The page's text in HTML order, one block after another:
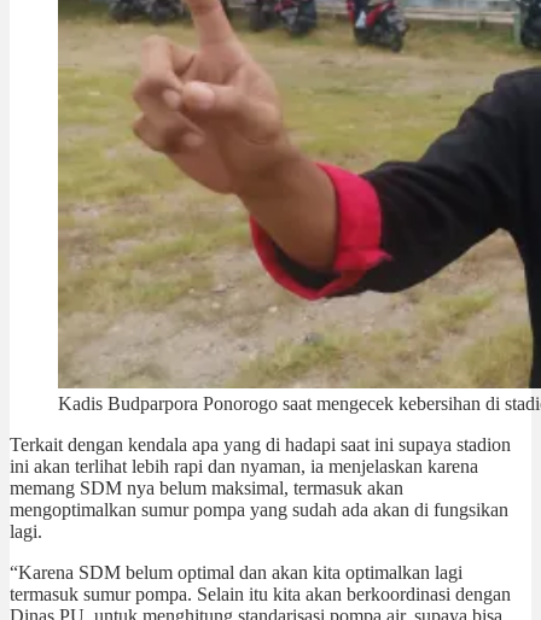
Kadis Budparpora Ponorogo saat mengecek kebersihan di
Terkait dengan kendala apa yang di hadapi saat ini supaya stadion
ini akan terlihat lebih rapi dan nyaman, ia menjelaskan karena
memang SDM nya belum maksimal, termasuk akan
mengoptimalkan sumur pompa yang sudah ada akan di fungsikan
lagi.
“Karena SDM belum optimal dan akan kita optimalkan lagi
termasuk sumur pompa. Selain itu kita akan berkoordinasi dengan
Dinas PU, untuk menghitung standarisasi pompa air, supaya bisa